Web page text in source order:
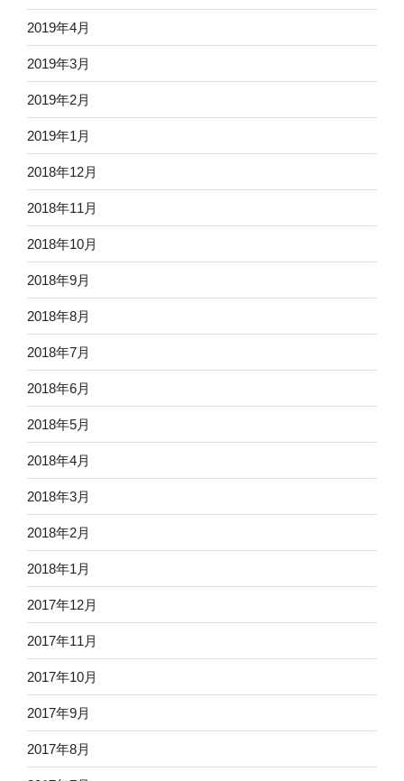
2019年4月
2019年3月
2019年2月
2019年1月
2018年12月
2018年11月
2018年10月
2018年9月
2018年8月
2018年7月
2018年6月
2018年5月
2018年4月
2018年3月
2018年2月
2018年1月
2017年12月
2017年11月
2017年10月
2017年9月
2017年8月